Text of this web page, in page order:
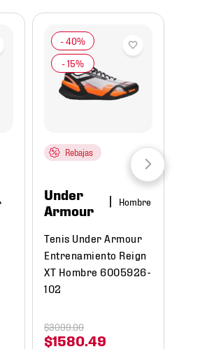
Rebajas
Under
Armour
Hombre
Tenis Under Armour
Entrenamiento Reign
XT Hombre 6005926-
102
$1580 .49
$3099.00